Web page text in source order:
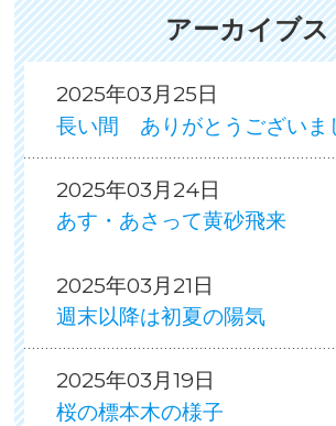
アーカイブス
2025年03月25日
長い間 ありがとうございま
2025年03月24日
あす・あさって黄砂飛来
2025年03月21日
週末以降は初夏の陽気
2025年03月19日
桜の標本木の様子